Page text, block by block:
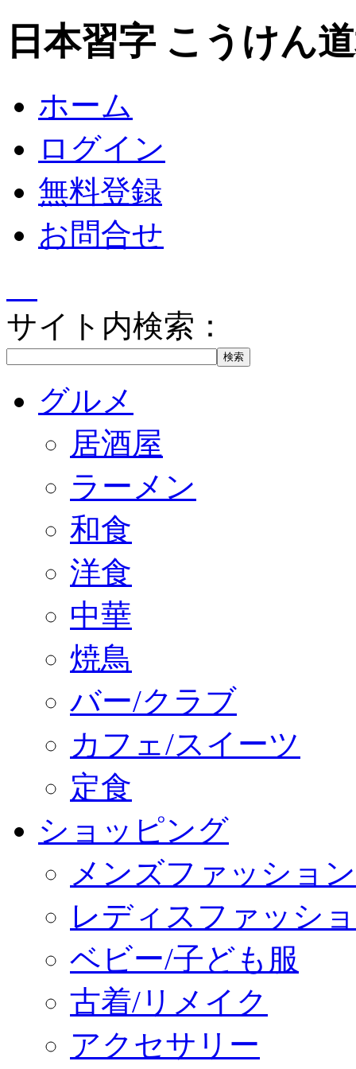
日本習字 こうけん
ホーム
ログイン
無料登録
お問合せ
サイト内検索：
グルメ
居酒屋
ラーメン
和食
洋食
中華
焼鳥
バー/クラブ
カフェ/スイーツ
定食
ショッピング
メンズファッション
レディスファッシ
ベビー/子ども服
古着/リメイク
アクセサリー